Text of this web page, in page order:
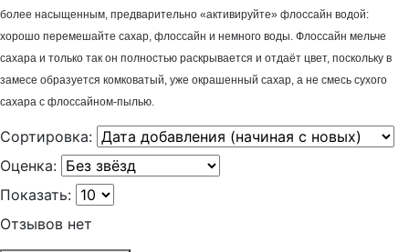
более насыщенным, предварительно «активируйте» флоссайн водой:
хорошо перемешайте сахар, флоссайн и немного воды. Флоссайн мельче
сахара и только так он полностью раскрывается и отдаёт цвет, поскольку в
замесе образуется комковатый, уже окрашенный сахар, а не смесь сухого
сахара с флоссайном-пылью.
Сортировка:
Оценка:
Показать:
Отзывов нет